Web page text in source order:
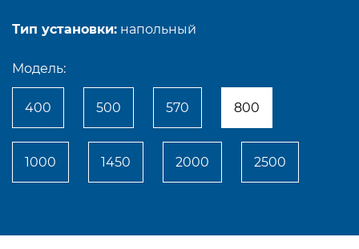
Тип установки: напольный
Модель:
400 500 570 800
1000 1450 2000 2500